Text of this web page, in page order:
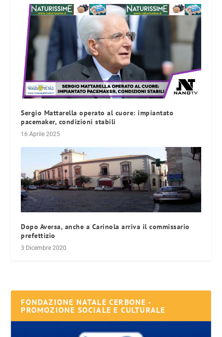
Sergio Mattarella operato al cuore: impiantato
pacemaker, condizioni stabili
16 Aprile 2025
Dopo Aversa, anche a Carinola arriva il commissario
prefettizio
3 Dicembre 2020
FONDAZIONE NATALE CERBONE -
PROMOZIONE SOCIALE E CULTURALE